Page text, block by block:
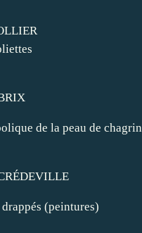
de la peau de chagrin
drappés (peintures)